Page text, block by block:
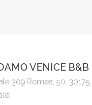
VENICE B&B
309 Romea, 50, 30175